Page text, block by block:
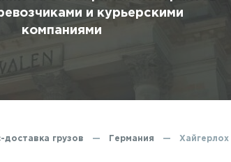
и курьерскими
компаниями
доставка грузов — Германия — Хайгерлох